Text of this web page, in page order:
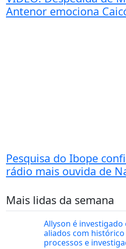
Antenor emociona
Pesquisa do Ibope
rádio mais ouvida de
Mais lidas da semana
Allyson é
aliados com
processos e